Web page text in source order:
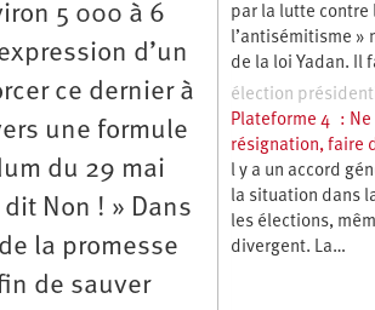
5 000 à 6
d’un
ce dernier à
une formule
du 29 mai
Non ! » Dans
la promesse
de sauver
par la lutte contre
l’antisémitisme »
de la loi Yadan. Il
élection
Plateforme 4 : Ne
résignation, faire
l y a un accord
la situation dans
les élections,
divergent. La…